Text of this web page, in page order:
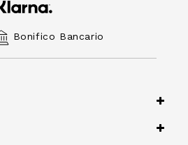
Bonifico Bancario